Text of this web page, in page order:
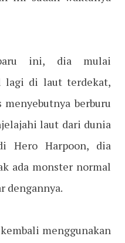
baru ini, dia mulai
lagi di laut terdekat,
berburu
laut dari dunia
Hero Harpoon, dia
ada monster normal
dengannya.
menggunakan